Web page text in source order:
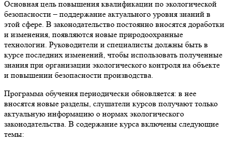
Основная цель повышения квалификации по экологической
безопасности – поддержание актуального уровня знаний в
этой сфере. В законодательство постоянно вносятся доработки
и изменения, появляются новые природоохранные
технологии. Руководители и специалисты должны быть в
курсе последних изменений, чтобы использовать полученные
знания при организации экологического контроля на объекте
и повышении безопасности производства.
Программа обучения периодически обновляется: в нее
вносятся новые разделы, слушатели курсов получают только
актуальную информацию о нормах экологического
законодательства. В содержание курса включены следующие
темы: